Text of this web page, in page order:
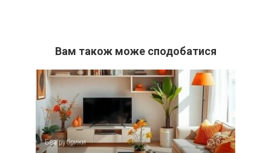
Вам також може сподобатися
Без рубрики 0